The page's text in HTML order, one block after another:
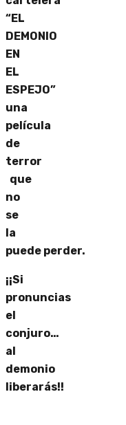
“EL
DEMONIO
EN
EL
ESPEJO”
una
película
de
terror
que
no
se
la
puede perder.
¡¡Si
pronuncias
el
conjuro…
al
demonio
liberarás!!